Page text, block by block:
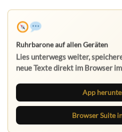
Ruhrbarone auf allen Geräten
Lies unterwegs weiter,
neue Texte direkt im Browser
App
Browser Suite